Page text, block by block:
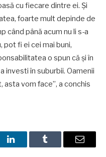
cu fiecare dintre ei. Și
foarte mult depinde de
când până acum nu li s-a
pot fi ei cei mai buni,
o spun că și în
investi în suburbii. Oamenii
asta vom face”, a conchis
LinkedInTumblr Email